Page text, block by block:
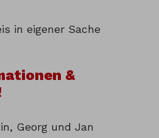
in eigener Sache
&
Georg und Jan